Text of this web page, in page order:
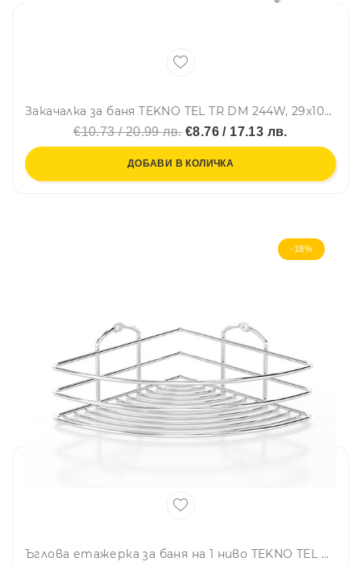
Закачалка за баня TEKNO TEL TR DM 244W, 29х10х5 см, 4 куки, Вакуум, Бял
€10.73 / 20.99 лв.€8.76 / 17.13 лв.
ДОБАВИ В КОЛИЧКА
-18%
Ъглова етажерка за баня на 1 ниво TEKNO TEL BK 021, Закрепване с дюбел, Хром